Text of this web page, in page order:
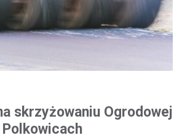
skrzyżowaniu Ogrodowej